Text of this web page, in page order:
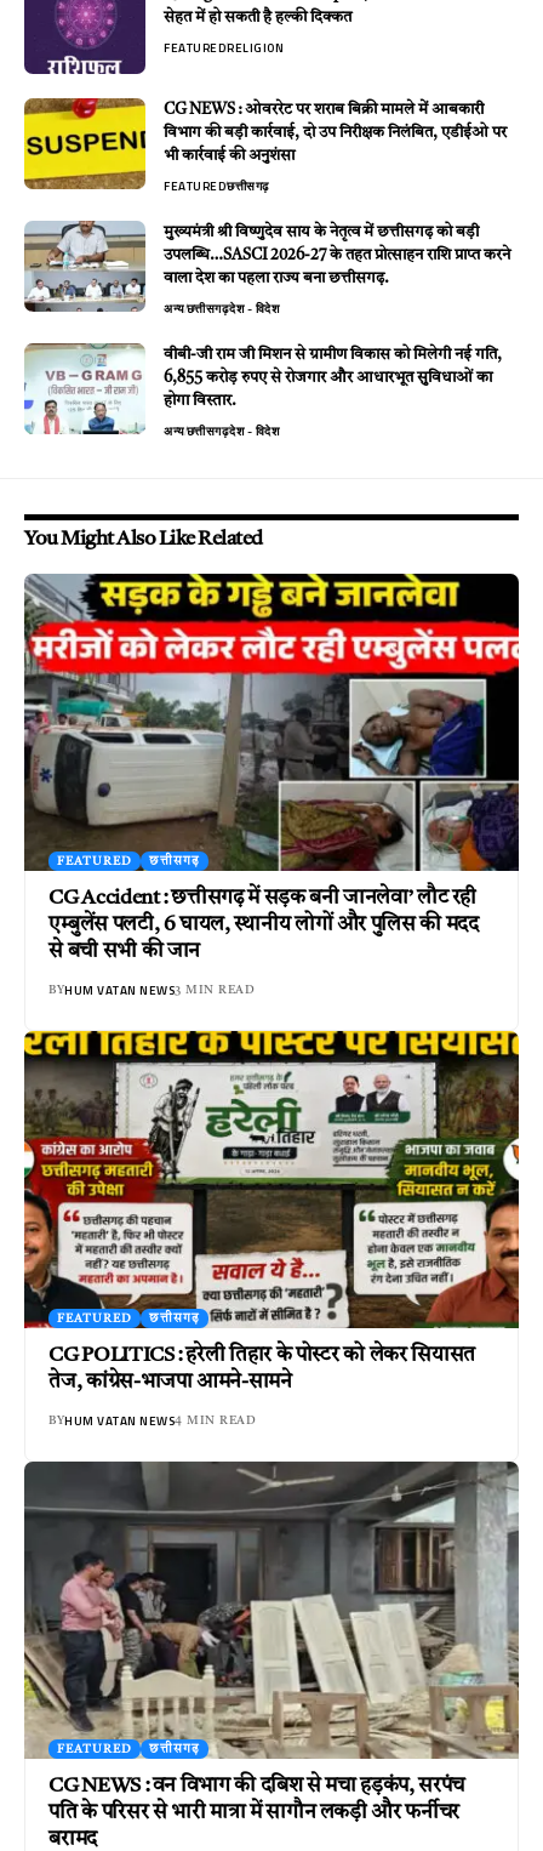
सेहत में हो सकती है हल्की दिक्कत
FEATUREDRELIGION
CG NEWS : ओवररेट पर शराब बिक्री मामले में आबकारी
विभाग की बड़ी कार्रवाई, दो उप निरीक्षक निलंबित, एडीईओ पर
भी कार्रवाई की अनुशंसा
FEATUREDछत्तीसगढ़
मुख्यमंत्री श्री विष्णुदेव साय के नेतृत्व में छत्तीसगढ़ को बड़ी
उपलब्धि…SASCI 2026-27 के तहत प्रोत्साहन राशि प्राप्त करने
वाला देश का पहला राज्य बना छत्तीसगढ़.
अन्यछत्तीसगढ़देश - विदेश
वीबी-जी राम जी मिशन से ग्रामीण विकास को मिलेगी नई गति,
6,855 करोड़ रुपए से रोजगार और आधारभूत सुविधाओं का
होगा विस्तार.
अन्यछत्तीसगढ़देश - विदेश
You Might Also Like Related
FEATURED छत्तीसगढ़
CG Accident : छत्तीसगढ़ में सड़क बनी जानलेवा’ लौट रही
एम्बुलेंस पलटी, 6 घायल, स्थानीय लोगों और पुलिस की मदद
से बची सभी की जान
BYHUM VATAN NEWS3 MIN READ
FEATURED छत्तीसगढ़
CG POLITICS : हरेली तिहार के पोस्टर को लेकर सियासत
तेज, कांग्रेस-भाजपा आमने-सामने
BYHUM VATAN NEWS4 MIN READ
FEATURED छत्तीसगढ़
CG NEWS : वन विभाग की दबिश से मचा हड़कंप, सरपंच
पति के परिसर से भारी मात्रा में सागौन लकड़ी और फर्नीचर
बरामद